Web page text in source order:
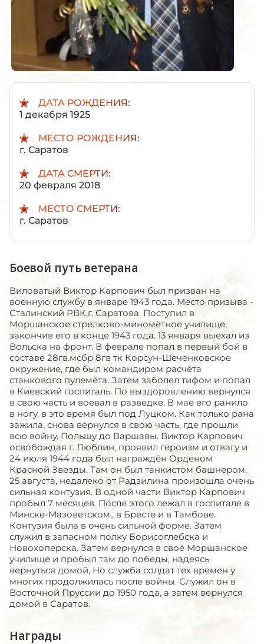
ДАТА РОЖДЕНИЯ:
1 декабря 1925
МЕСТО РОЖДЕНИЯ:
г. Саратов
ДАТА СМЕРТИ:
20 февраля 2018
МЕСТО СМЕРТИ:
г. Саратов
Боевой путь ветерана
Виловатый Виктор Карпович был призван на
военную службу в январе 1943 года. Место призыва -
Сталинский РВК,г. Саратова. Поступил в
Моршанское стрелково-миномётное училище,
закончив его в конце 1943 года. 13 января выехал из
Вольска на фронт. В феврале попал в первый бой в
составе 28гв.мсбр 8гв тк Корсун-Шеченковское
окружение, где был командиром расчёта
станкового пулемёта. Затем заболел тифом и попал
в Киевский госпиталь. По выздоровлению вернулся
в свою часть и воевал в разведке. В мае его ранило
в ногу, в это время был под Луцком. Как только рана
зажила, снова вернулся в свою часть, где прошли
всю войну. Польшу до Варшавы. Виктор Карпович
освобождая г. Люблин, проявил героизм и отвагу и
24 июля 1944 года был награждён Орденом
Красной Звезды. Там он был танкистом башнером.
25 августа, недалеко от Радзилина произошла очень
сильная контузия. В одной части Виктор Карпович
пробыл 7 месяцев. После этого лежал в госпитале в
Минске-Мазоветском., в Бресте и в Тамбове.
Контузия была в очень сильной форме. Затем
служил в запасном полку Борисоглебска и
Новохоперска. Затем вернулся в своё Моршанское
училище и пробыл там до победы, надеясь
вернуться домой, Но служба солдат тех времен у
многих продолжилась после войны. Служил он в
Восточной Пруссии до 1950 года, а затем вернулся
домой в Саратов.
Награды